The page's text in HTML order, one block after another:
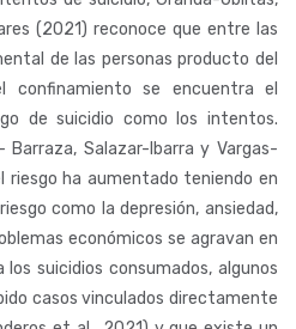
(2021) reconoce que entre las
de las personas producto del
confinamiento se encuentra el
de suicidio como los intentos.
Barraza, Salazar-Ibarra y Vargas-
riesgo ha aumentado teniendo en
como la depresión, ansiedad,
económicos se agravan en
suicidios consumados, algunos
casos vinculados directamente